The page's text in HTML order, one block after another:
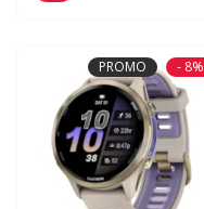
PROMO - 8%